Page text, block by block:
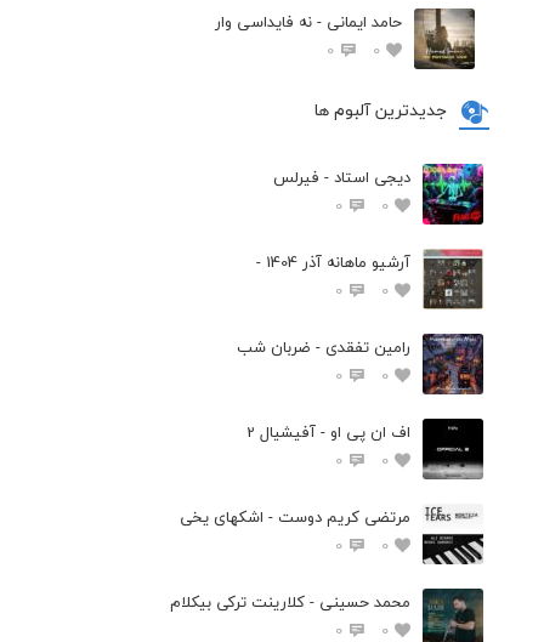
حامد ایمانی - نه فایداسی وار
0
0
جدیدترین آلبوم ها
دیجی استاد - فیرلس
0
0
آرشیو ماهانه آذر 1404 -
0
0
رامین تفقدی - ضربان شب
0
0
اف ان پی او - آفیشیال 2
0
0
مرتضی کریم دوست - اشکهای یخی
0
0
محمد حسینی - کلارینت ترکی بیکلام
0
0